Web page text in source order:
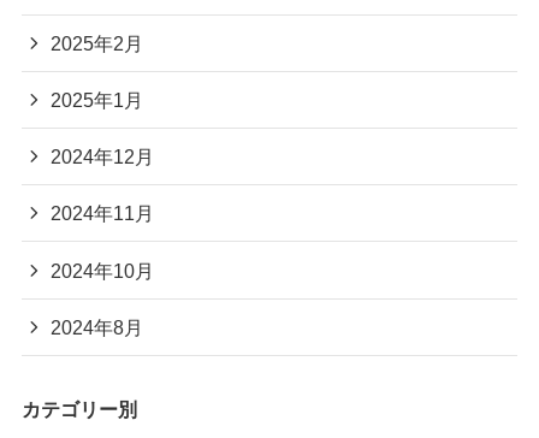
2025年2月
2025年1月
2024年12月
2024年11月
2024年10月
2024年8月
カテゴリー別